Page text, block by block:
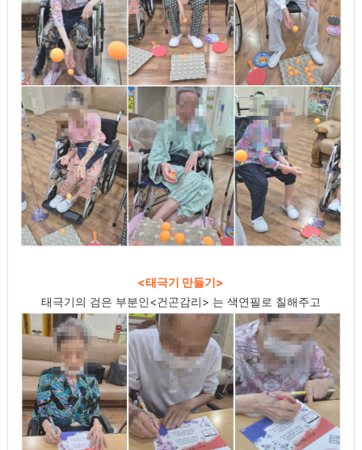
<태극기 만들기>
태극기의 검은 부분인<건곤감리> 는 색연필로 칠해주고